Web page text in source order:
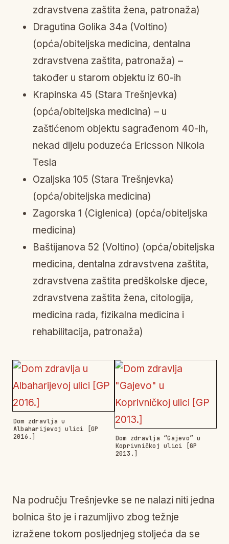
zdravstvena zaštita žena, patronaža)
Dragutina Golika 34a (Voltino)
(opća/obiteljska medicina, dentalna
zdravstvena zaštita, patronaža) –
također u starom objektu iz 60-ih
Krapinska 45 (Stara Trešnjevka)
(opća/obiteljska medicina) – u
zaštićenom objektu sagrađenom 40-ih,
nekad dijelu poduzeća Ericsson Nikola
Tesla
Ozaljska 105 (Stara Trešnjevka)
(opća/obiteljska medicina)
Zagorska 1 (Ciglenica) (opća/obiteljska
medicina)
Baštijanova 52 (Voltino) (opća/obiteljska
medicina, dentalna zdravstvena zaštita,
zdravstvena zaštita predškolske djece,
zdravstvena zaštita žena, citologija,
medicina rada, fizikalna medicina i
rehabilitacija, patronaža)
Dom zdravlja u
Albaharijevoj ulici [GP
2016.]
Dom zdravlja “Gajevo” u
Koprivničkoj ulici [GP
2013.]
Na području Trešnjevke se ne nalazi niti jedna
bolnica što je i razumljivo zbog težnje
izražene tokom posljednjeg stoljeća da se